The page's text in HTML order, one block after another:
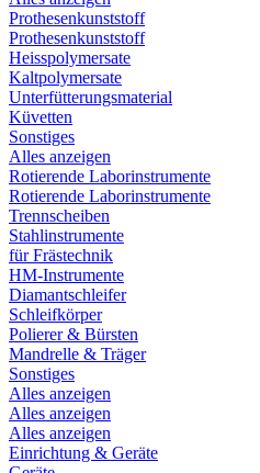
Prothesenkunststoff
Prothesenkunststoff
Heisspolymersate
Kaltpolymersate
Unterfütterungsmaterial
Küvetten
Sonstiges
Alles anzeigen
Rotierende Laborinstrumente
Rotierende Laborinstrumente
Trennscheiben
Stahlinstrumente
für Frästechnik
HM-Instrumente
Diamantschleifer
Schleifkörper
Polierer & Bürsten
Mandrelle & Träger
Sonstiges
Alles anzeigen
Alles anzeigen
Alles anzeigen
Einrichtung & Geräte